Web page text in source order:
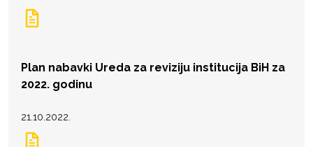
Plan nabavki Ureda za reviziju institucija BiH za
2022. godinu
21.10.2022.